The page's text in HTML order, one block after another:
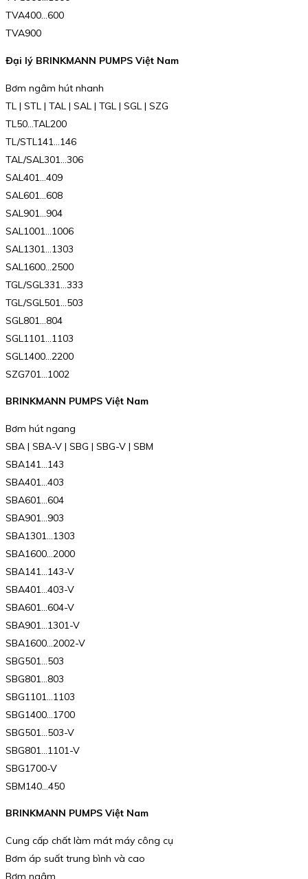
TVA400…600
TVA900
Đại lý BRINKMANN PUMPS Việt Nam
Bơm ngâm hút nhanh
TL | STL | TAL | SAL | TGL | SGL | SZG
TL50…TAL200
TL/STL141…146
TAL/SAL301…306
SAL401…409
SAL601…608
SAL901…904
SAL1001…1006
SAL1301…1303
SAL1600…2500
TGL/SGL331…333
TGL/SGL501…503
SGL801…804
SGL1101…1103
SGL1400…2200
SZG701…1002
BRINKMANN PUMPS Việt Nam
Bơm hút ngang
SBA | SBA-V | SBG | SBG-V | SBM
SBA141…143
SBA401…403
SBA601…604
SBA901…903
SBA1301…1303
SBA1600…2000
SBA141…143-V
SBA401…403-V
SBA601…604-V
SBA901…1301-V
SBA1600…2002-V
SBG501…503
SBG801…803
SBG1101…1103
SBG1400…1700
SBG501…503-V
SBG801…1101-V
SBG1700-V
SBM140…450
BRINKMANN PUMPS Việt Nam
Cung cấp chất làm mát máy công cụ
Bơm áp suất trung bình và cao
Bơm ngâm